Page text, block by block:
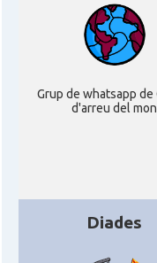
Ambaixada
* +
Grup de whatsapp de
d'arreu del mon
Diades